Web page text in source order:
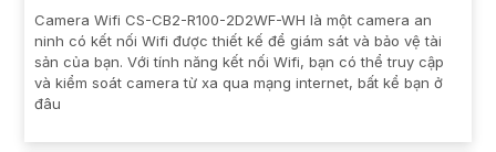
Camera Wifi CS-CB2-R100-2D2WF-WH là một camera an
ninh có kết nối Wifi được thiết kế để giám sát và bảo vệ tài
sản của bạn. Với tính năng kết nối Wifi, bạn có thể truy cập
và kiểm soát camera từ xa qua mạng internet, bất kể bạn ở
đâu